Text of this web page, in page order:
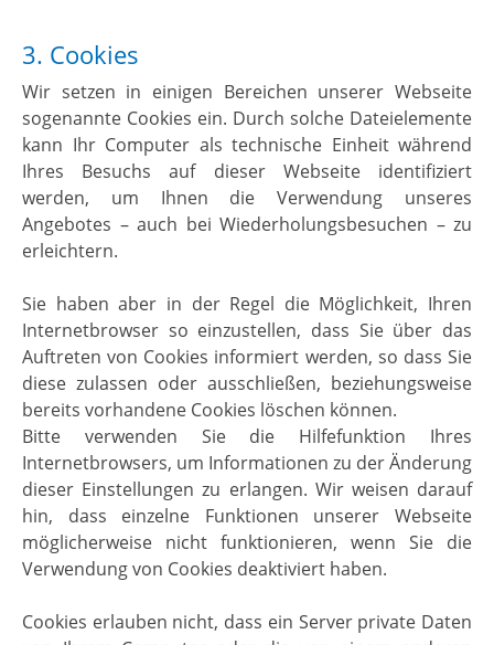
3. Cookies
Wir setzen in einigen Bereichen unserer Webseite
sogenannte Cookies ein. Durch solche Dateielemente
kann Ihr Computer als technische Einheit während
Ihres Besuchs auf dieser Webseite identifiziert
werden, um Ihnen die Verwendung unseres
Angebotes – auch bei Wiederholungsbesuchen – zu
erleichtern.
Sie haben aber in der Regel die Möglichkeit, Ihren
Internetbrowser so einzustellen, dass Sie über das
Auftreten von Cookies informiert werden, so dass Sie
diese zulassen oder ausschließen, beziehungsweise
bereits vorhandene Cookies löschen können.
Bitte verwenden Sie die Hilfefunktion Ihres
Internetbrowsers, um Informationen zu der Änderung
dieser Einstellungen zu erlangen. Wir weisen darauf
hin, dass einzelne Funktionen unserer Webseite
möglicherweise nicht funktionieren, wenn Sie die
Verwendung von Cookies deaktiviert haben.
Cookies erlauben nicht, dass ein Server private Daten